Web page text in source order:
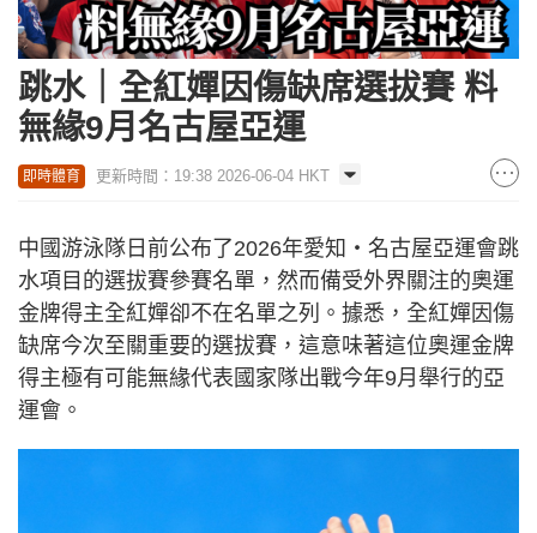
跳水｜全紅嬋因傷缺席選拔賽 料
無緣9月名古屋亞運
即時體育 更新時間：19:38 2026-06-04 HKT
中國游泳隊日前公布了2026年愛知‧名古屋亞運會跳
水項目的選拔賽參賽名單，然而備受外界關注的奧運
金牌得主全紅嬋卻不在名單之列。據悉，全紅嬋因傷
缺席今次至關重要的選拔賽，這意味著這位奧運金牌
得主極有可能無緣代表國家隊出戰今年9月舉行的亞
運會。